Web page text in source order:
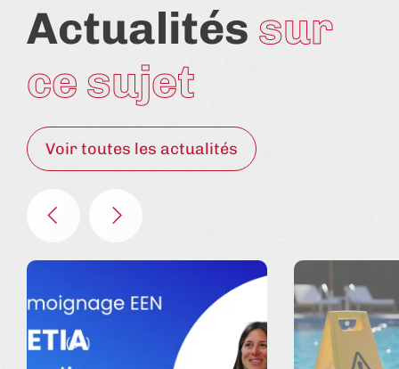
Actualités sur
ce sujet
Voir toutes les actualités